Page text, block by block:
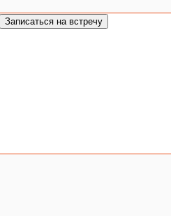
Записаться на встречу